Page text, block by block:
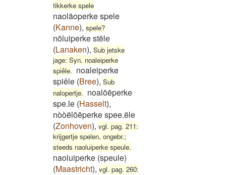
tikkerke spele
naoläoperke spele
(Kanne), spele?
nōluiperke stēle
(Lanaken), Sub jetske
jage: Syn. noaleiperke
spiêle. noaleiperke
spiêle (Bree), Sub
nalopertje. noalōēperke
spe.le (Hasselt),
nòòëlōēperke spee.ële
(Zonhoven), vgl. pag. 211:
krijgertje spelen, ongebr.;
steeds naoluiperke speule.
naoluiperke (speule)
(Maastricht), vgl. pag. 260: